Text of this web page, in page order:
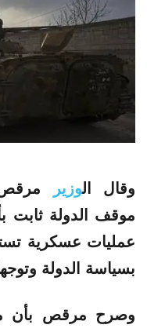
وقال الوزير
موقف الدولة ثابت
عمليات عسكرية
بسياسة الدولة
وصرح مرقص بأن